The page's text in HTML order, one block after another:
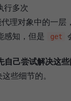
行多次
代理对象中的一层
感知，但是 get
自己尝试解决这
些细节的。